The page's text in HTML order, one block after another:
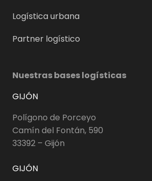
Logística urbana
Partner logístico
Nuestras bases logísticas
GIJÓN
Polígono de Porceyo
Camín del Fontán, 590
33392 – Gijón
GIJÓN